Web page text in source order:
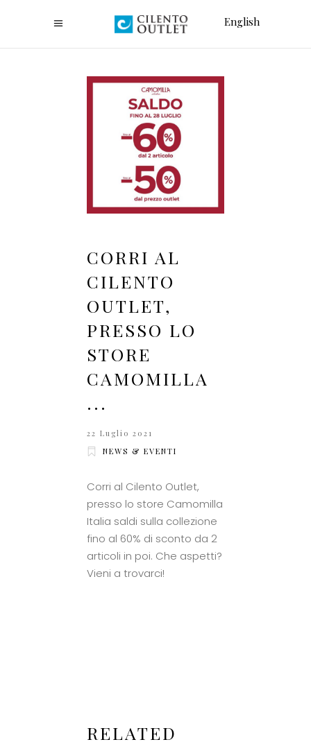
English
CORRI AL
CILENTO
OUTLET,
PRESSO LO
STORE
CAMOMILLA
...
22 Luglio 2021
NEWS & EVENTI
Corri al Cilento Outlet,
presso lo store Camomilla
Italia saldi sulla collezione
fino al 60% di sconto da 2
articoli in poi. Che aspetti?
Vieni a trovarci!
RELATED